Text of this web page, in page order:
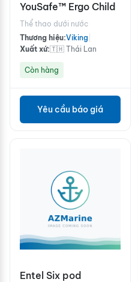
YouSafe™ Ergo Child
Thể thao dưới nước
Thương hiệu:Viking
Xuất xứ:🇹🇭 Thái Lan
Còn hàng
Yêu cầu báo giá
Entel Six pod